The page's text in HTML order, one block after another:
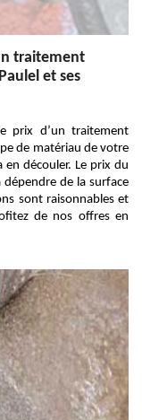
traitement
et ses
prix d’un traitement
de matériau de votre
en découler. Le prix du
de la surface
sont raisonnables et
de nos offres en